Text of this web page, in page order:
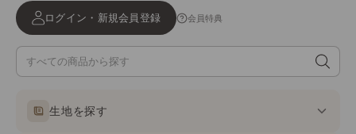
ログイン・新規会員登録 会員特典
生地を探す